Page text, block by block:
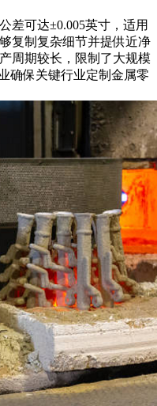
差可达±0.005英寸，适用
复制复杂细节并提供近净
周期较长，限制了大规模
确保关键行业定制金属零